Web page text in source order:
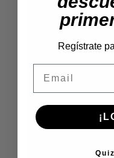
Regístrate